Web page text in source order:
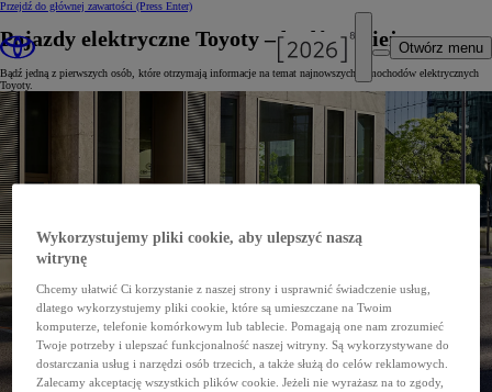
Przejdź do głównej zawartości (Press Enter)
Otwórz menu
Pojazdy elektryczne Toyoty – bądź na bieżąco
Bądź jedną z pierwszych osób, które otrzymają informacje na temat najnowszych samochodów elektrycznych
Toyoty.
Wykorzystujemy pliki cookie, aby ulepszyć naszą
witrynę
Chcemy ułatwić Ci korzystanie z naszej strony i usprawnić świadczenie usług,
dlatego wykorzystujemy pliki cookie, które są umieszczane na Twoim
komputerze, telefonie komórkowym lub tablecie. Pomagają one nam zrozumieć
Twoje potrzeby i ulepszać funkcjonalność naszej witryny. Są wykorzystywane do
dostarczania usług i narzędzi osób trzecich, a także służą do celów reklamowych.
Zalecamy akceptację wszystkich plików cookie. Jeżeli nie wyrażasz na to zgody,